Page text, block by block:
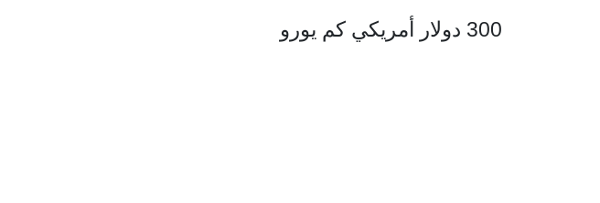
300 دولار أمريكي كم يورو